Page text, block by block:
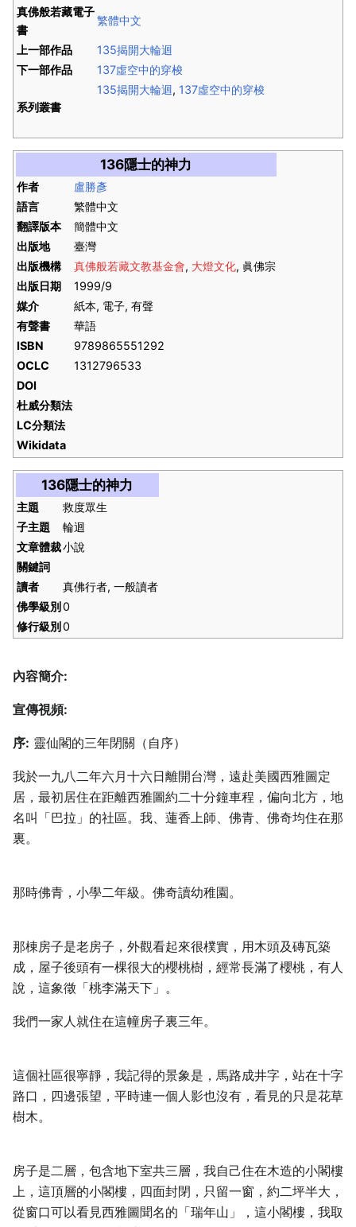
真佛般若藏電子
書
繁體中文
上一部作品
135揭開大輪迴
下一部作品
137虛空中的穿梭
系列叢書
135揭開大輪迴, 137虛空中的穿梭
136隱士的神力
作者
盧勝彥
語言
繁體中文
翻譯版本
簡體中文
出版地
臺灣
出版機構
真佛般若藏文教基金會, 大燈文化, 眞佛宗
出版日期
1999/9
媒介
紙本, 電子, 有聲
有聲書
華語
ISBN
9789865551292
OCLC
1312796533
DOI
杜威分類法
LC分類法
Wikidata
136隱士的神力
主題
救度眾生
子主題
輪迴
文章體裁小說
關鍵詞
讀者
真佛行者, 一般讀者
佛學級別0
修行級別0
內容簡介:
宣傳視頻:
序: 靈仙閣的三年閉關（自序）
我於一九八二年六月十六日離開台灣，遠赴美國西雅圖定
居，最初居住在距離西雅圖約二十分鐘車程，偏向北方，地
名叫「巴拉」的社區。我、蓮香上師、佛青、佛奇均住在那
裏。
那時佛青，小學二年級。佛奇讀幼稚園。
那棟房子是老房子，外觀看起來很樸實，用木頭及磚瓦築
成，屋子後頭有一棵很大的櫻桃樹，經常長滿了櫻桃，有人
說，這象徵「桃李滿天下」。
我們一家人就住在這幢房子裏三年。
這個社區很寧靜，我記得的景象是，馬路成井字，站在十字
路口，四邊張望，平時連一個人影也沒有，看見的只是花草
樹木。
房子是二層，包含地下室共三層，我自己住在木造的小閣樓
上，這頂層的小閣樓，四面封閉，只留一窗，約二坪半大，
從窗口可以看見西雅圖聞名的「瑞年山」，這小閣樓，我取